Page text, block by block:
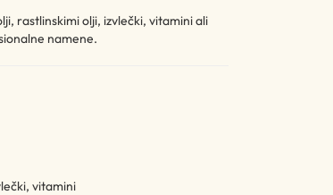
rastlinskimi olji, izvlečki, vitamini ali
namene.
vitamini